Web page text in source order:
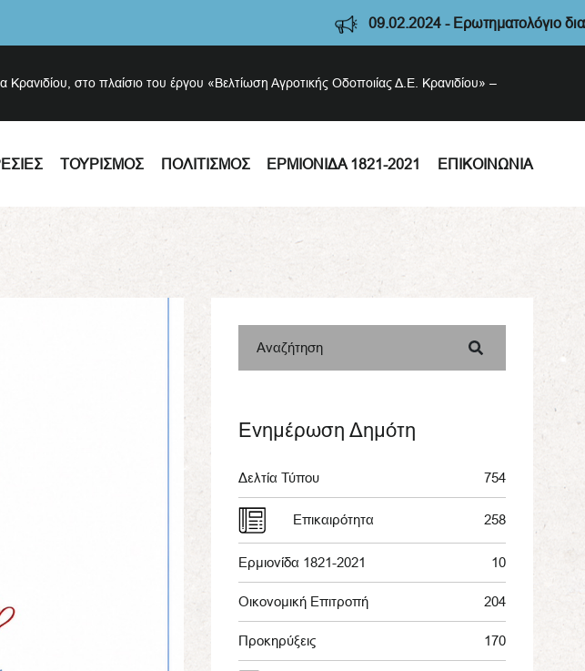
09.02.2024 - Ερωτηματολόγιο
Κρανιδίου, στο πλαίσιο του έργου «Βελτίωση Αγροτικής Οδοποιίας Δ.Ε. Κρανιδίου» –
ΤΟΥΡΙΣΜΌΣ ΠΟΛΙΤΙΣΜΌΣ ΕΡΜΙΟΝΊΔΑ 1821-2021 ΕΠΙΚΟΙΝΩΝΊΑ
Αναζήτηση
Ενημέρωση Δημότη
Δελτία Τύπου 754
Επικαιρότητα 258
Ερμιονίδα 1821-2021 10
Οικονομική Επιτροπή 204
Προκηρύξεις 170